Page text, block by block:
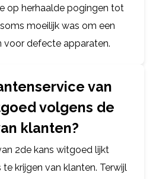
op herhaalde pogingen tot
moeilijk was om een
voor defecte apparaten.
van
volgens de
klanten?
2de kans witgoed lijkt
krijgen van klanten. Terwijl